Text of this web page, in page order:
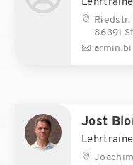
Riedstr.
86391
Jost